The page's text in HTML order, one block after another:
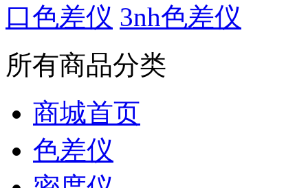
口色差仪 3nh色差仪
所有商品分类
商城首页
色差仪